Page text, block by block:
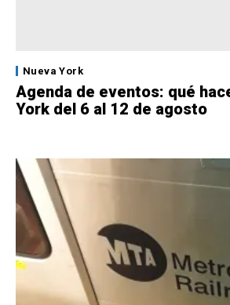
Nueva York
Agenda de eventos: qué
York del 6 al 12 de agosto